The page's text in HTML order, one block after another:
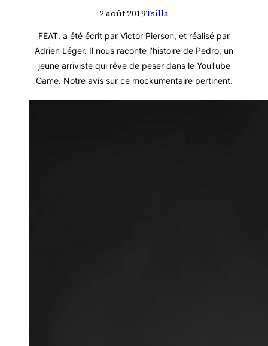
2 août 2019Tsilla
FEAT. a été écrit par Victor Pierson, et réalisé par
Adrien Léger. Il nous raconte l’histoire de Pedro, un
jeune arriviste qui rêve de peser dans le YouTube
Game. Notre avis sur ce mockumentaire pertinent.